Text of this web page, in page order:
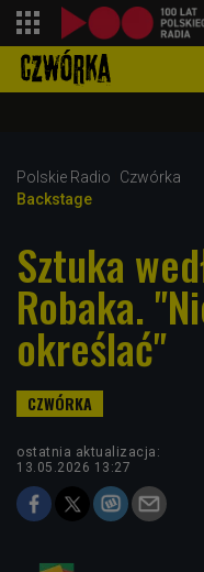
Polskie Radio
Czwórka
Backstage
Sztuka
Robaka.
określać"
ostatnia aktualizacja:
13.05.2026 13:27